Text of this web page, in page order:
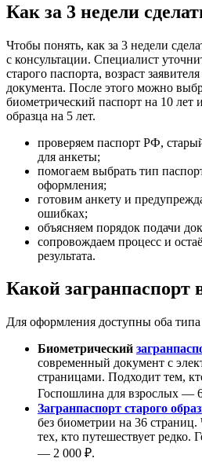
Как за 3 недели
Чтобы понять, как за 3 недели
с консультации. Специалист
старого паспорта, возраст
документа. После этого можно
биометрический паспорт на 10 лет
образца на 5 лет.
проверяем паспорт РФ,
для анкеты;
помогаем выбрать тип
оформления;
готовим анкету и
ошибках;
объясняем порядок подачи
сопровождаем процесс и
результата.
Какой загранпаспорт
Для оформления доступны оба типа
Биометрический
современный документ с
страницами. Подходит тем,
Госпошлина для взрослых —
Загранпаспорт старого
без биометрии на 36 страниц.
тех, кто путешествует редко.
— 2 000 ₽.